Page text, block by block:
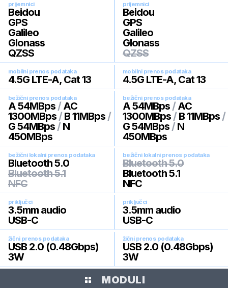
prijemnici
Beidou
GPS
Galileo
Glonass
QZSS
prijemnici
Beidou
GPS
Galileo
Glonass
QZSS
mobilni prenos podataka
4.5G LTE-A, Cat 13
mobilni prenos podataka
4.5G LTE-A, Cat 13
bežični prenos podataka
A 54MBps / AC
1300MBps / B 11MBps /
G 54MBps / N
450MBps
bežični prenos podataka
A 54MBps / AC
1300MBps / B 11MBps /
G 54MBps / N
450MBps
bežični lokalni prenos podataka
Bluetooth 5.0
Bluetooth 5.1
NFC
bežični lokalni prenos podataka
Bluetooth 5.0
Bluetooth 5.1
NFC
priključci
3.5mm audio
USB-C
priključci
3.5mm audio
USB-C
žični prenos podataka
USB 2.0 (0.48Gbps)
3W
žični prenos podataka
USB 2.0 (0.48Gbps)
3W
MODULI